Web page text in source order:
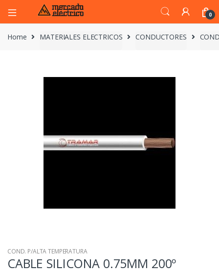
0
Home MATERIALES ELECTRICOS CONDUCTORES
COND. P/ALTA TEMPERATURA
CABLE SILICONA 0.75MM 200º